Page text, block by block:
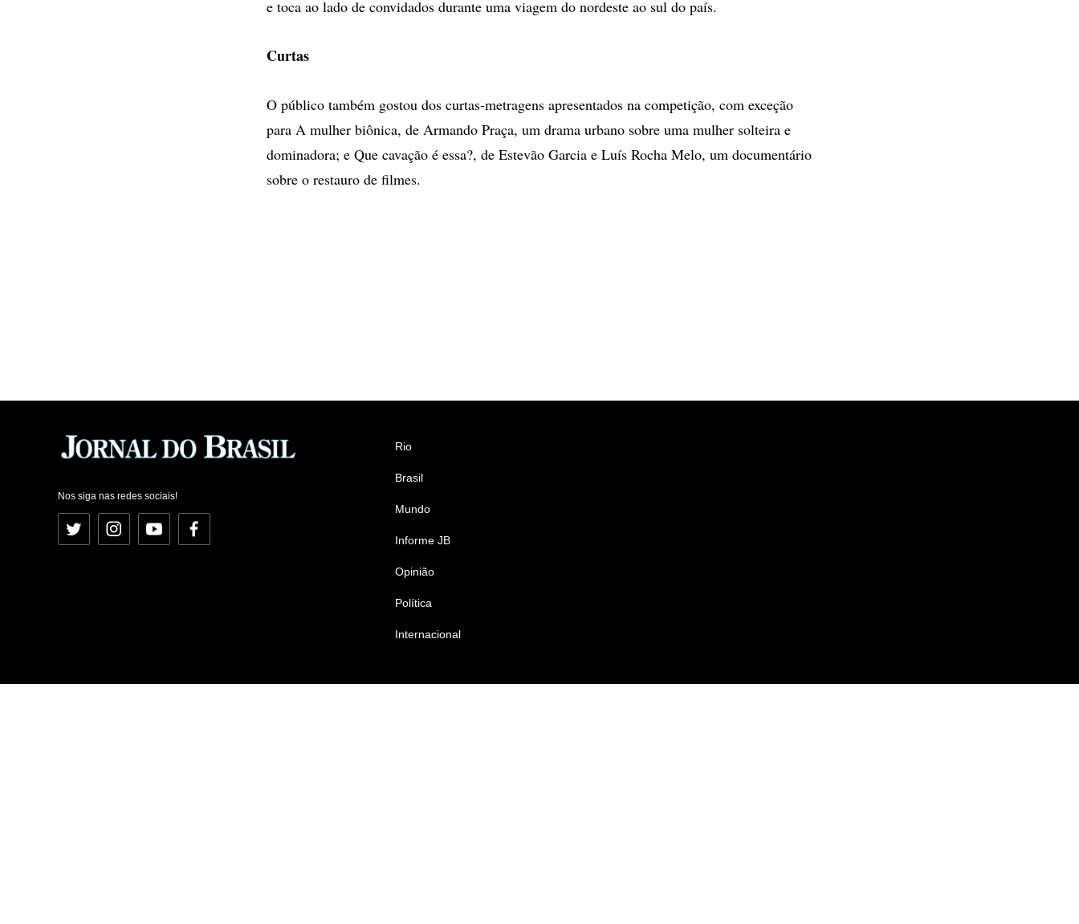
e toca ao lado de convidados durante uma viagem do nordeste ao sul do país.
Curtas
O público também gostou dos curtas-metragens apresentados na competição, com exceção
para A mulher biônica, de Armando Praça, um drama urbano sobre uma mulher solteira e
dominadora; e Que cavação é essa?, de Estevão Garcia e Luís Rocha Melo, um documentário
sobre o restauro de filmes.
Nos siga nas redes sociais!
Twitter InstagramYouTubeFacebook
Rio
Brasil
Mundo
Informe JB
Opinião
Política
Internacional